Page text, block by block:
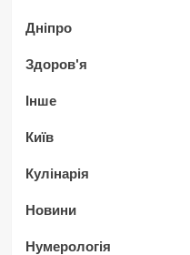
Дніпро
Здоров'я
Інше
Київ
Кулінарія
Новини
Нумерологія